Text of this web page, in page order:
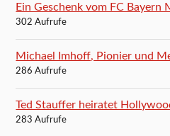
Ein Geschenk vom FC Bayern
302 Aufrufe
Michael Imhoff, Pionier und
286 Aufrufe
Ted Stauffer heiratet
283 Aufrufe